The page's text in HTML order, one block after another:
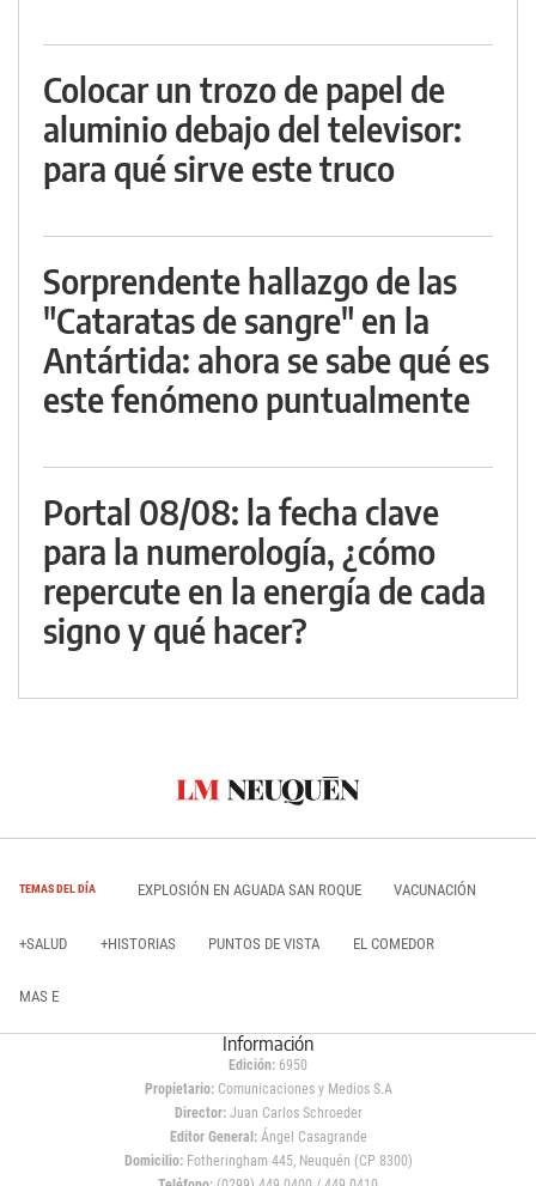
Colocar un trozo de papel de
aluminio debajo del televisor:
para qué sirve este truco
Sorprendente hallazgo de las
"Cataratas de sangre" en la
Antártida: ahora se sabe qué es
este fenómeno puntualmente
Portal 08/08: la fecha clave
para la numerología, ¿cómo
repercute en la energía de cada
signo y qué hacer?
TEMAS DEL DÍA EXPLOSIÓN EN AGUADA SAN ROQUE VACUNACIÓN
+SALUD +HISTORIAS PUNTOS DE VISTA EL COMEDOR
MAS E
Información
Edición: 6950
Propietario:Comunicaciones y Medios S.A
Director: Juan Carlos Schroeder
Editor General:Ángel Casagrande
Domicilio:Fotheringham 445, Neuquén (CP 8300)